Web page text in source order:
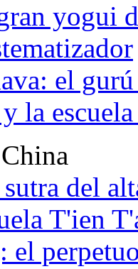
yogui
el
la
del
T'ien
el